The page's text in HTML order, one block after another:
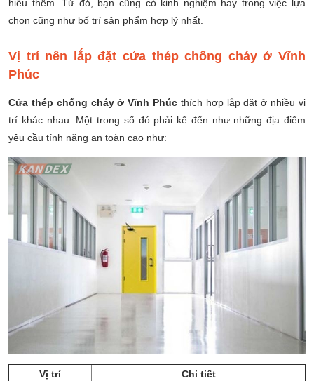
hiểu thêm. Từ đó, bạn cũng có kinh nghiệm hay trong việc lựa
chọn cũng như bố trí sản phẩm hợp lý nhất.
Vị trí nên lắp đặt cửa thép chống cháy ở Vĩnh
Phúc
Cửa thép chống cháy ở Vĩnh Phúc thích hợp lắp đặt ở nhiều vị
trí khác nhau. Một trong số đó phải kể đến như những địa điểm
yêu cầu tính năng an toàn cao như:
Vị trí Chi tiết